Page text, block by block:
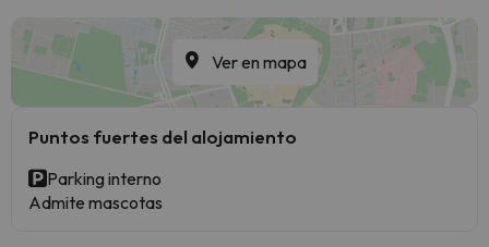
Ver en mapa
Puntos fuertes del alojamiento
Parking interno
Admite mascotas